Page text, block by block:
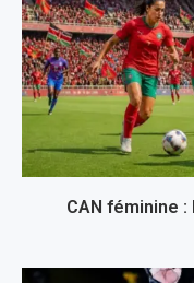
CAN féminine